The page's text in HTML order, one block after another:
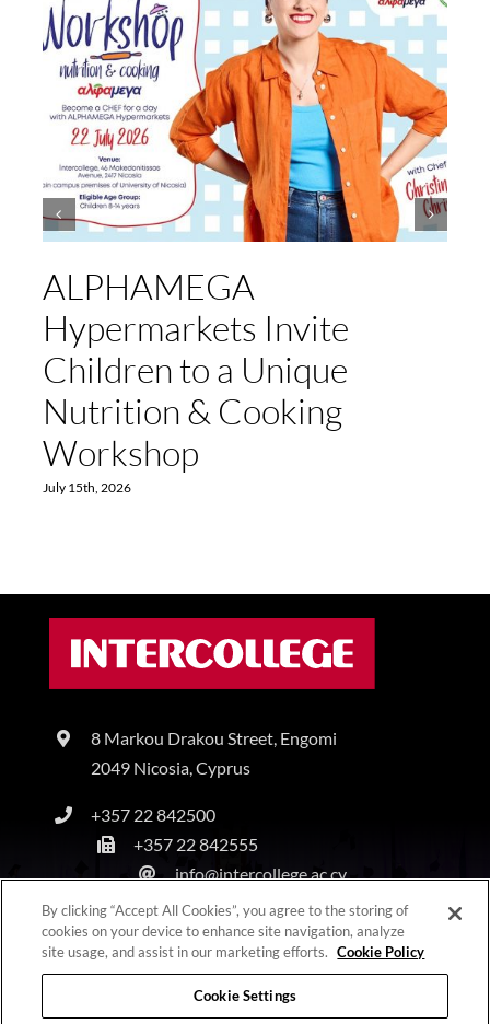
ALPHAMEGA
Hypermarkets Invite
Children to a Unique
Nutrition & Cooking
Workshop
July 15th, 2026
8 Markou Drakou Street, Engomi
2049 Nicosia, Cyprus
+357 22 842500
+357 22 842555
info@intercollege.ac.cy
By clicking “Accept All Cookies”, you agree to the storing of
cookies on your device to enhance site navigation, analyze
site usage, and assist in our marketing efforts. Cookie Policy
Cookie Settings